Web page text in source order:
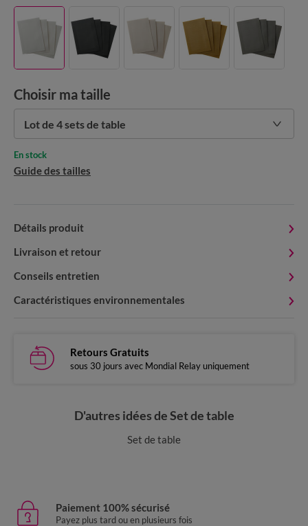
Choisir ma taille
Lot de 4 sets de table
Guide des tailles
En stock
Détails produit
Livraison et retour
Conseils entretien
Caractéristiques environnementales
Retours Gratuits
sous 30 jours avec Mondial Relay uniquement
D'autres idées de Set de table
Set de table
Paiement 100% sécurisé
Payez plus tard ou en plusieurs fois